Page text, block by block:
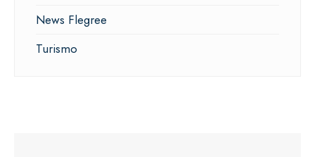
News Flegree
Turismo